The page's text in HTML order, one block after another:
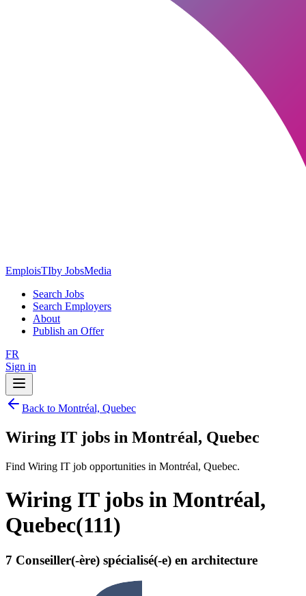
EmploisTIby JobsMedia
Search Jobs
Search Employers
About
Publish an Offer
FR
Sign in
Back to Montréal, Quebec
Wiring IT jobs in Montréal, Quebec
Find Wiring IT job opportunities in Montréal, Quebec.
Wiring IT jobs in Montréal,
Quebec(111)
7 Conseiller(-ère) spécialisé(-e) en architecture